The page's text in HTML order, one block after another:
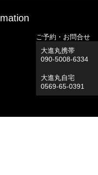
ご予約・お問合せ
大進丸携帯
090-5008-6334
大進丸自宅
0569-65-0391